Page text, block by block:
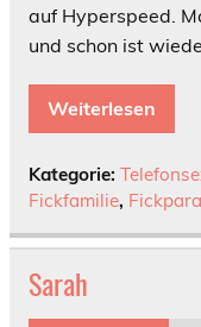
auf Hyperspeed.
und schon ist
Weiterlesen
Kategorie:
Fickfamilie,
Sarah